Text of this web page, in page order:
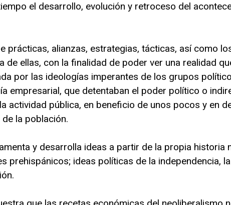
el desarrollo, evolución y retroceso del
prácticas, alianzas, estrategias, tácticas, así como
de ellas, con la finalidad de poder ver una realidad
por las ideologías imperantes de los grupos
empresarial, que detentaban el poder político o
actividad pública, en beneficio de unos pocos y en
la población.
y desarrolla ideas a partir de la propia historia
prehispánicos; ideas políticas de la independencia,